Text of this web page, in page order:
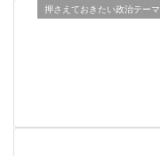
押さえておきたい政治テーマ